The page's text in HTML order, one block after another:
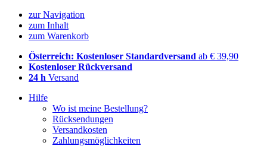
zur Navigation
zum Inhalt
zum Warenkorb
Österreich: Kostenloser Standardversand ab € 39,90
Kostenloser Rückversand
24 h Versand
Hilfe
Wo ist meine Bestellung?
Rücksendungen
Versandkosten
Zahlungsmöglichkeiten